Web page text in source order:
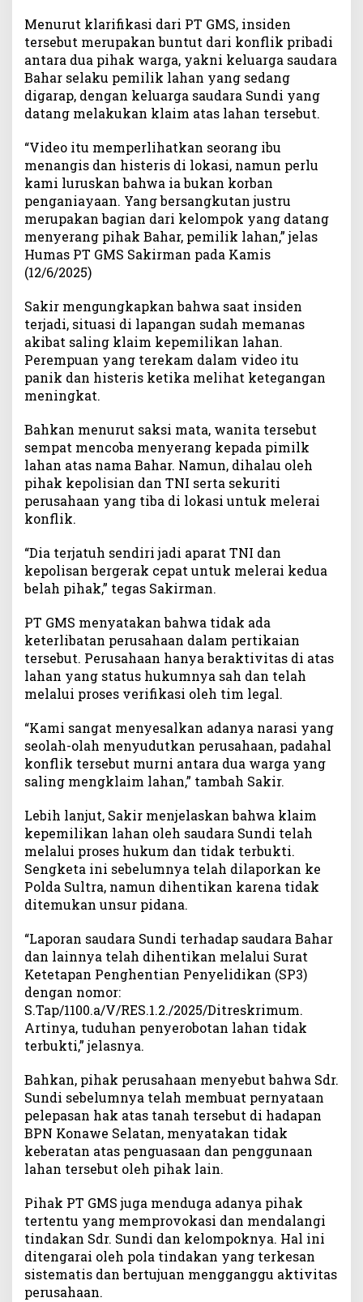
T
G
M
S
:
M
u
n
i
K
o
n
f
l
A
t
a
r
w
g
a
B
u
k
T
i
n
d
k
a
n
P
e
u
a
h
a
n
Menurut klarifikasi dari PT GMS, insiden
tersebut merupakan buntut dari konflik pribadi
antara dua pihak warga, yakni keluarga saudara
Bahar selaku pemilik lahan yang sedang
digarap, dengan keluarga saudara Sundi yang
datang melakukan klaim atas lahan tersebut.
“Video itu memperlihatkan seorang ibu
menangis dan histeris di lokasi, namun perlu
kami luruskan bahwa ia bukan korban
penganiayaan. Yang bersangkutan justru
merupakan bagian dari kelompok yang datang
menyerang pihak Bahar, pemilik lahan,” jelas
Humas PT GMS Sakirman pada Kamis
(12/6/2025)
Sakir mengungkapkan bahwa saat insiden
terjadi, situasi di lapangan sudah memanas
akibat saling klaim kepemilikan lahan.
Perempuan yang terekam dalam video itu
panik dan histeris ketika melihat ketegangan
meningkat.
Bahkan menurut saksi mata, wanita tersebut
sempat mencoba menyerang kepada pimilk
lahan atas nama Bahar. Namun, dihalau oleh
pihak kepolisian dan TNI serta sekuriti
perusahaan yang tiba di lokasi untuk melerai
konflik.
“Dia terjatuh sendiri jadi aparat TNI dan
kepolisan bergerak cepat untuk melerai kedua
belah pihak,” tegas Sakirman.
PT GMS menyatakan bahwa tidak ada
keterlibatan perusahaan dalam pertikaian
tersebut. Perusahaan hanya beraktivitas di atas
lahan yang status hukumnya sah dan telah
melalui proses verifikasi oleh tim legal.
“Kami sangat menyesalkan adanya narasi yang
seolah-olah menyudutkan perusahaan, padahal
konflik tersebut murni antara dua warga yang
saling mengklaim lahan,” tambah Sakir.
Lebih lanjut, Sakir menjelaskan bahwa klaim
kepemilikan lahan oleh saudara Sundi telah
melalui proses hukum dan tidak terbukti.
Sengketa ini sebelumnya telah dilaporkan ke
Polda Sultra, namun dihentikan karena tidak
ditemukan unsur pidana.
“Laporan saudara Sundi terhadap saudara Bahar
dan lainnya telah dihentikan melalui Surat
Ketetapan Penghentian Penyelidikan (SP3)
dengan nomor:
S.Tap/1100.a/V/RES.1.2./2025/Ditreskrimum.
Artinya, tuduhan penyerobotan lahan tidak
terbukti,” jelasnya.
Bahkan, pihak perusahaan menyebut bahwa Sdr.
Sundi sebelumnya telah membuat pernyataan
pelepasan hak atas tanah tersebut di hadapan
BPN Konawe Selatan, menyatakan tidak
keberatan atas penguasaan dan penggunaan
lahan tersebut oleh pihak lain.
Pihak PT GMS juga menduga adanya pihak
tertentu yang memprovokasi dan mendalangi
tindakan Sdr. Sundi dan kelompoknya. Hal ini
ditengarai oleh pola tindakan yang terkesan
sistematis dan bertujuan mengganggu aktivitas
perusahaan.